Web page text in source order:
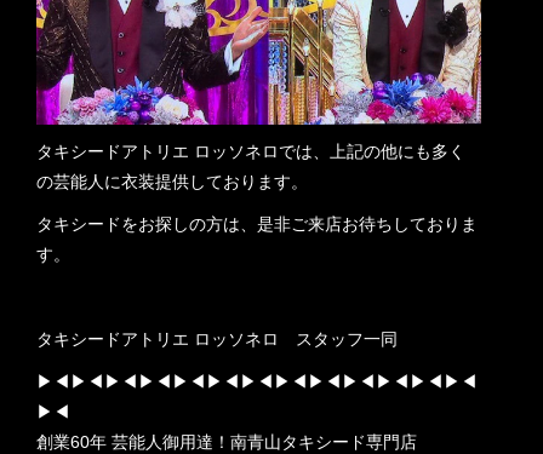
タキシードアトリエ ロッソネロでは、上記の他にも多く
の芸能人に衣装提供しております。
タキシードをお探しの方は、是非ご来店お待ちしておりま
す。
タキシードアトリエ ロッソネロ スタッフ一同
▶︎◀︎▶︎◀︎▶︎◀︎▶︎◀︎▶︎◀︎▶︎◀︎▶︎◀︎▶︎◀︎▶︎◀︎▶︎◀︎▶︎◀︎▶︎◀︎▶︎◀︎
▶︎◀︎
創業60年 芸能人御用達！南青山タキシード専門店